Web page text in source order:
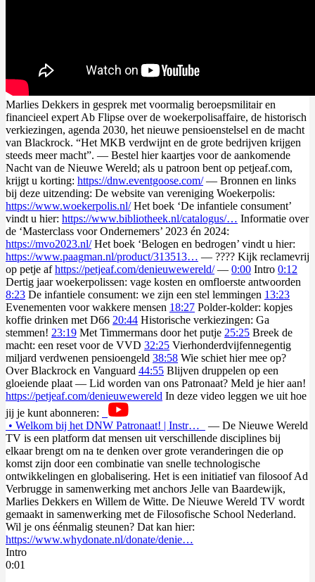
Marlies Dekkers in gesprek met voormalig beroepsmilitair en
financieel expert Ab Flipse over de woekerpolisaffaire, de historisch
verkiezingen, agenda 2030, het nieuwe pensioenstelsel en de macht
van Blackrock. “Het MKB verdwijnt en de grote bedrijven krijgen
steeds meer macht”. — Bestel hier kaartjes voor de aankomende
Nacht van de Nieuwe Wereld; als u patroon bent op petjeaf.com,
krijgt u korting: https://dnw.eventgoose.com/— Bronnen en links
bij deze uitzending: De website van vereniging Woekerpolis:
https://www.woekerpolis.nl/Het boek ‘De infantiele consument’
vindt u hier: https://www.bibliotheek.nl/catalogus/… Informatie over
de ‘Masterclass voor Ondernemers’ 2023 én 2024:
https://mvo2023.nl/Het boek ‘Belogen en bedrogen’ vindt u hier:
https://www.paagman.nl/product/313513… — ???? Kijk reclamevrij
op petje afhttps://petjeaf.com/denieuwewereld/— 0:00 Intro 0:12
Dertig jaar woekerpolissen: vage kosten en omfloerste antwoorden
8:23 De infantiele consument: we zijn een stel lemmingen 13:23
Evenementen voor wakkere mensen 18:27 Polder-kolder: kopjes
koffie drinken met D66 20:44 Historische verkiezingen: Ga
stemmen! 23:19 Met Timmermans door het putje 25:25 Breek de
macht: een reset voor de VVD 32:25 Vierhonderdvijfennegentig
miljard verdwenen pensioengeld 38:58 Wie schiet hier mee op?
Over Blackrock en Vanguard 44:55 Blijven druppelen op een
gloeiende plaat — Lid worden van ons Patronaat? Meld je hier aan!
https://petjeaf.com/denieuwewereld In deze video leggen we uit hoe
jij je kunt abonneren:
• Welkom bij het DNW Patronaat! | Instr…
— De Nieuwe Wereld
TV is een platform dat mensen uit verschillende disciplines bij
elkaar brengt om na te denken over grote veranderingen die op
komst zijn door een combinatie van snelle technologische
ontwikkelingen en globalisering. Het is een initiatief van filosoof Ad
Verbrugge in samenwerking met anchors Jelle van Baardewijk,
Marlies Dekkers en Willem de Witte. De Nieuwe Wereld TV wordt
gemaakt in samenwerking met de Filosofische School Nederland.
Wil je ons éénmalig steunen? Dat kan hier:
https://www.whydonate.nl/donate/denie…
Intro
0:01